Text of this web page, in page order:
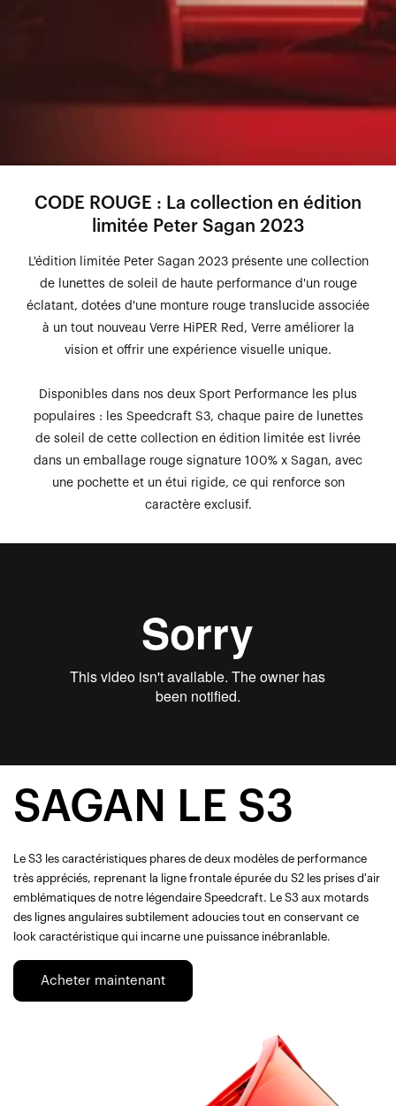
CODE ROUGE : La collection en édition
limitée Peter Sagan 2023
L'édition limitée Peter Sagan 2023 présente une collection
de lunettes de soleil de haute performance d'un rouge
éclatant, dotées d'une monture rouge translucide associée
à un tout nouveau Verre HiPER Red, Verre améliorer la
vision et offrir une expérience visuelle unique.
Disponibles dans nos deux Sport Performance les plus
populaires : les Speedcraft S3, chaque paire de lunettes
de soleil de cette collection en édition limitée est livrée
dans un emballage rouge signature 100% x Sagan, avec
une pochette et un étui rigide, ce qui renforce son
caractère exclusif.
SAGAN LE S3
Le S3 les caractéristiques phares de deux modèles de performance
très appréciés, reprenant la ligne frontale épurée du S2 les prises d'air
emblématiques de notre légendaire Speedcraft. Le S3 aux motards
des lignes angulaires subtilement adoucies tout en conservant ce
look caractéristique qui incarne une puissance inébranlable.
Acheter maintenant